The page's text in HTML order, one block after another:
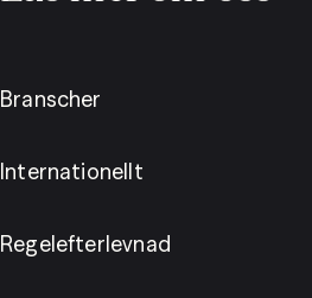
Branscher
Internationellt
Regelefterlevnad